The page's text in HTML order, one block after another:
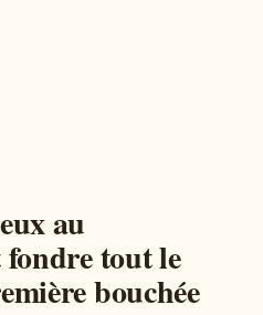
au
tout le
bouchée